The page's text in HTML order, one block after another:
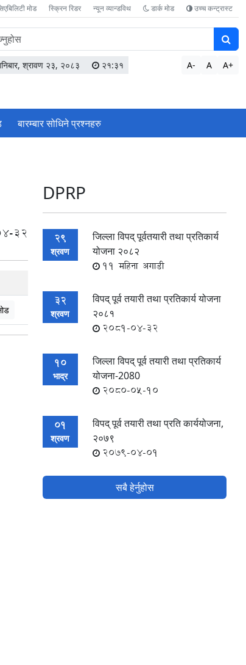
मोड स्क्रिन रिडर न्यून व्यान्डविथ डार्क मोड उच्च कन्ट्रास्ट
श्रावण २३, २०८३ २१:३१ A- A A+
बारम्बार सोधिने प्रश्‍नहरु
32
DPRP
29
श्रवण
जिल्ला विपद् पूर्वतयारी तथा प्रतिकार्य
योजना २०८२
11 महिना अगाडी
32
श्रवण
विपद् पूर्व तयारी तथा प्रतिकार्य योजना
२०८१
2081-04-32
10
भाद्र
जिल्ला विपद् पूर्व तयारी तथा प्रतिकार्य
योजना-2080
2080-05-10
01
श्रवण
विपद् पूर्व तयारी तथा प्रति कार्ययोजना,
२०७९
2079-04-01
सबै हेर्नुहोस